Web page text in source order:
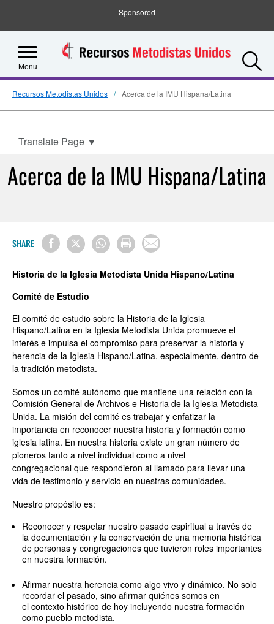
Sponsored
Menu
Recursos Metodistas Unidos Acerca de la IMU Hispana/Latina
Translate Page ▼
Acerca de la IMU Hispana/Latina
SHARE
Historia de la Iglesia Metodista Unida Hispano/Latina
Comité de Estudio
El comité de estudio sobre la Historia de la Iglesia
Hispano/Latina en la Iglesia Metodista Unida promueve el
interés e impulsa el compromiso para preservar la historia y
herencia de la Iglesia Hispano/Latina, especialmente, dentro de
la tradición metodista.
Somos un comité autónomo que mantiene una relación con la
Comisión General de Archivos e Historia de la Iglesia Metodista
Unida. La misión del comité es trabajar y enfatizar la
importancia en reconocer nuestra historia y formación como
iglesia latina. En nuestra historia existe un gran número de
pioneros tanto a nivel individual como a nivel
congregacional que respondieron al llamado para llevar una
vida de testimonio y servicio en nuestras comunidades.
Nuestro propósito es:
Reconocer y respetar nuestro pasado espiritual a través de
la documentación y la conservación de una memoria histórica
de personas y congregaciones que tuvieron roles importantes
en nuestra formación.
Afirmar nuestra herencia como algo vivo y dinámico. No solo
recordar el pasado, sino afirmar quiénes somos en
el contexto histórico de hoy incluyendo nuestra formación
como pueblo metodista.